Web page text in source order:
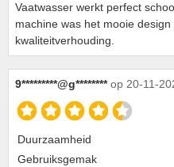
Vaatwasser werkt perfect
machine was het mooie
kwaliteitverhouding.
9*********@g******** op 20-11-
Duurzaamheid
Gebruiksgemak